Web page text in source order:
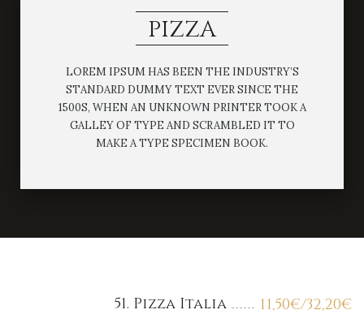
PIZZA
LOREM IPSUM HAS BEEN THE INDUSTRY’S
STANDARD DUMMY TEXT EVER SINCE THE
1500S, WHEN AN UNKNOWN PRINTER TOOK A
GALLEY OF TYPE AND SCRAMBLED IT TO
MAKE A TYPE SPECIMEN BOOK.
11,50€/32,20€
51. Pizza Italia